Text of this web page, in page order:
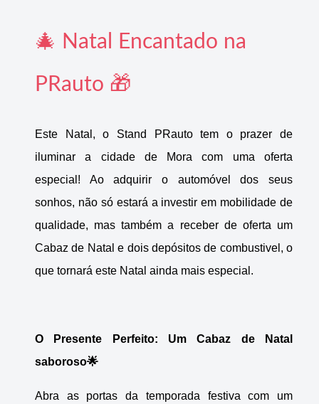
🎄 Natal Encantado na
PRauto 🎁
Este Natal, o Stand PRauto tem o prazer de
iluminar a cidade de Mora com uma oferta
especial! Ao adquirir o automóvel dos seus
sonhos, não só estará a investir em mobilidade de
qualidade, mas também a receber de oferta um
Cabaz de Natal e dois depósitos de combustivel, o
que tornará este Natal ainda mais especial.
O Presente Perfeito: Um Cabaz de Natal
saboroso🌟
Abra as portas da temporada festiva com um